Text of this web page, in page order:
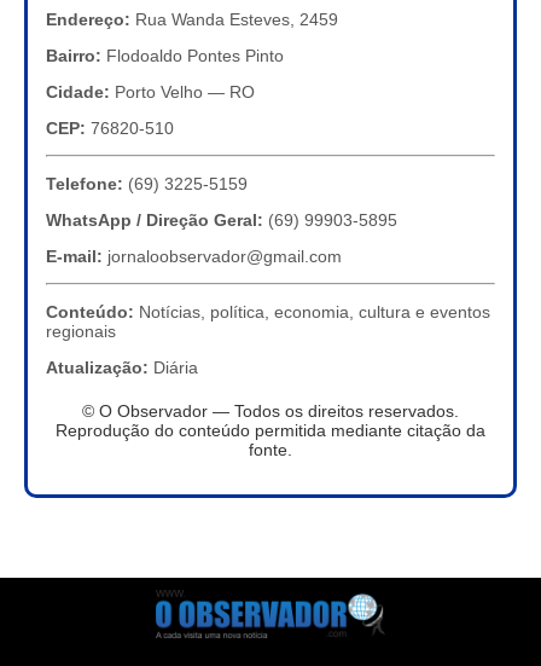
Endereço: Rua Wanda Esteves, 2459
Bairro: Flodoaldo Pontes Pinto
Cidade: Porto Velho — RO
CEP: 76820-510
Telefone: (69) 3225-5159
WhatsApp / Direção Geral: (69) 99903-5895
E-mail: jornaloobservador@gmail.com
Conteúdo: Notícias, política, economia, cultura e eventos
regionais
Atualização: Diária
© O Observador — Todos os direitos reservados.
Reprodução do conteúdo permitida mediante citação da
fonte.